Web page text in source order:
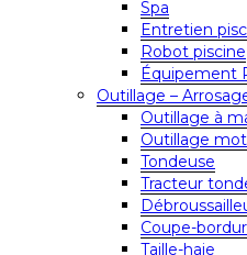
Spa
Entretien
Robot piscine
Équipement
Outillage –
Outillage à
Outillage
Tondeuse
Tracteur
Coupe-
Taille-haie